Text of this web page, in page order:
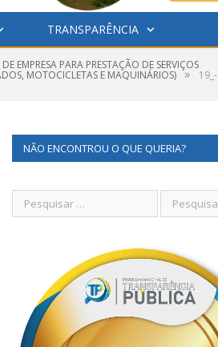
TRANSPARÊNCIA
EMPRESA PARA PRESTAÇÃO DE SERVIÇOS
MOTOCICLETAS E MAQUINÁRIOS) » 19_-
NÃO ENCONTROU O QUE QUERIA?